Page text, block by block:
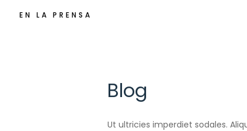
EN LA PRENSA
Blog
Ut ultricies imperdiet sodales.